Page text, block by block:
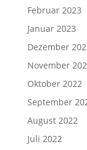
Februar 2023
Januar 2023
Dezember
November
Oktober 2022
September
August 2022
Juli 2022